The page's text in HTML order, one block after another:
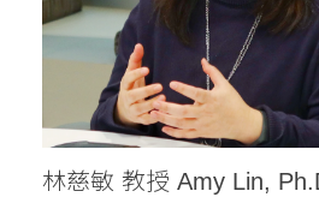
林慈敏 教授 Amy Lin,